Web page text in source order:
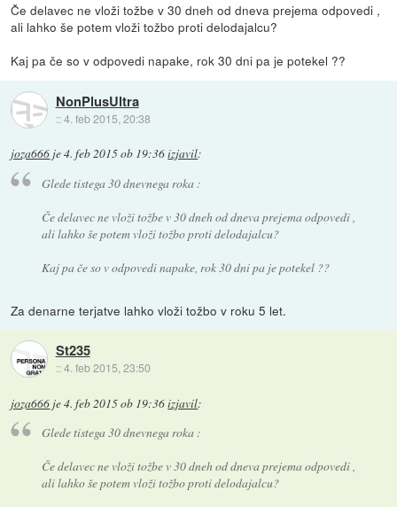
Če delavec ne vloži tožbe v 30 dneh od dneva prejema odpovedi ,
ali lahko še potem vloži tožbo proti delodajalcu?
Kaj pa če so v odpovedi napake, rok 30 dni pa je potekel ??
NonPlusUltra
::4. feb 2015, 20:38
joza666 je4. feb 2015 ob 19:36izjavil:
Glede tistega 30 dnevnega roka :
Če delavec ne vloži tožbe v 30 dneh od dneva prejema odpovedi ,
ali lahko še potem vloži tožbo proti delodajalcu?
Kaj pa če so v odpovedi napake, rok 30 dni pa je potekel ??
Za denarne terjatve lahko vloži tožbo v roku 5 let.
St235
::4. feb 2015, 23:50
joza666 je4. feb 2015 ob 19:36izjavil:
Glede tistega 30 dnevnega roka :
Če delavec ne vloži tožbe v 30 dneh od dneva prejema odpovedi ,
ali lahko še potem vloži tožbo proti delodajalcu?